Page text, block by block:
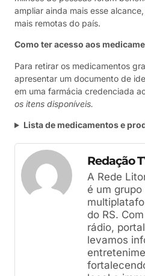
ampliar ainda mais esse
mais remotas do país.
Como ter acesso aos
Para retirar os medicamentos
apresentar um documento de
em uma farmácia credenciada
os itens disponíveis.
Lista de medicamentos e
Redação
A Rede
é um grupo
do RS.
rádio,
levamos